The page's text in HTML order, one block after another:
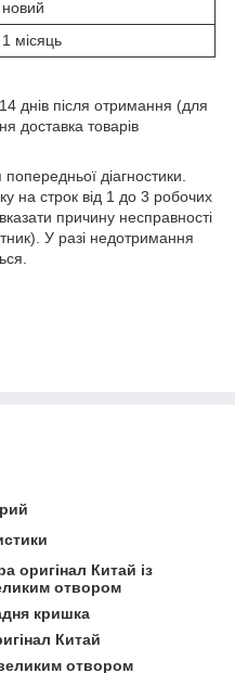
новий
1 місяць
днів після отримання (для
доставка товарів
діагностики.
на строк від 1 до 3 робочих
причину несправності
У разі недотримання
оригінал Китай із
отвором
кришка
Китай
отвором